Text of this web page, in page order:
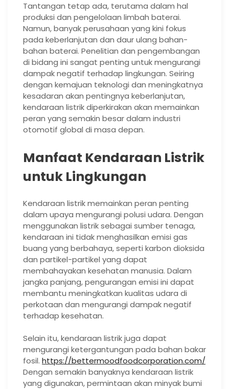
Tantangan tetap ada, terutama dalam hal
produksi dan pengelolaan limbah baterai.
Namun, banyak perusahaan yang kini fokus
pada keberlanjutan dan daur ulang bahan-
bahan baterai. Penelitian dan pengembangan
di bidang ini sangat penting untuk mengurangi
dampak negatif terhadap lingkungan. Seiring
dengan kemajuan teknologi dan meningkatnya
kesadaran akan pentingnya keberlanjutan,
kendaraan listrik diperkirakan akan memainkan
peran yang semakin besar dalam industri
otomotif global di masa depan.
Manfaat Kendaraan Listrik
untuk Lingkungan
Kendaraan listrik memainkan peran penting
dalam upaya mengurangi polusi udara. Dengan
menggunakan listrik sebagai sumber tenaga,
kendaraan ini tidak menghasilkan emisi gas
buang yang berbahaya, seperti karbon dioksida
dan partikel-partikel yang dapat
membahayakan kesehatan manusia. Dalam
jangka panjang, pengurangan emisi ini dapat
membantu meningkatkan kualitas udara di
perkotaan dan mengurangi dampak negatif
terhadap kesehatan.
Selain itu, kendaraan listrik juga dapat
mengurangi ketergantungan pada bahan bakar
fosil. https://bettermoodfoodcorporation.com/
Dengan semakin banyaknya kendaraan listrik
yang digunakan, permintaan akan minyak bumi